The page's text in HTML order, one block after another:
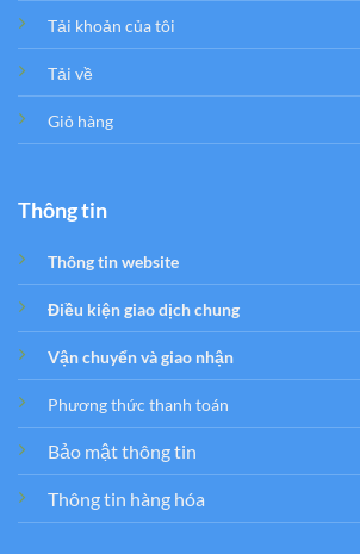
Tải khoản của tôi
Tải về
Giỏ hàng
Thông tin
Thông tin website
Điều kiện giao dịch chung
Vận chuyển và giao nhận
Phương thức thanh toán
Bảo mật thông tin
Thông tin hàng hóa